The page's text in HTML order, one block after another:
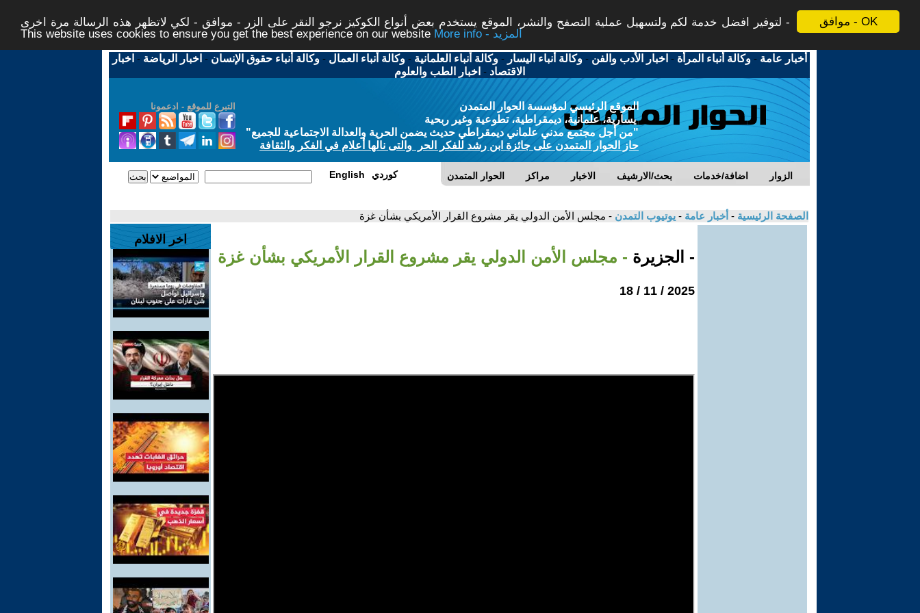
موافق - OK
لتوفير افضل خدمة لكم ولتسهيل عملية التصفح والنشر، الموقع يستخدم بعض أنواع الكوكيز نرجو النقر على الزر - موافق - لكي لاتظهر هذه الرسالة مرة اخرى -
This website uses cookies to ensure you get the best experience on our website
More info - المزيد
أخبار عامة -وكالة أنباء المرأة - اخبار الأدب والفن -وكالة أنباء اليسار -وكالة أنباء العلمانية -وكالة أنباء العمال -وكالة أنباء حقوق الإنسان - اخبار الرياضة - اخبار
الاقتصاد - اخبار الطب والعلوم
التبرع للموقع - ادعمونا
الموقع الرئيسي لمؤسسة الحوار المتمدن
يسارية، علمانية، ديمقراطية، تطوعية وغير ربحية
"من أجل مجتمع مدني علماني ديمقراطي حديث يضمن الحرية والعدالة الاجتماعية للجميع"
حاز الحوار المتمدن على جائزة ابن رشد للفكر الحر والتى نالها أعلام في الفكر والثقافة
الحوار المتمدن مراكز الاخبار بحث/الارشيف اضافة/خدمات الزوار English كوردي
الصفحة الرئيسية - أخبار عامة - يوتيوب التمدن - مجلس الأمن الدولي يقر مشروع القرار الأمريكي بشأن غزة
- الجزيرة - مجلس الأمن الدولي يقر مشروع القرار الأمريكي بشأن غزة
2025 / 11 / 18
اخر الافلام